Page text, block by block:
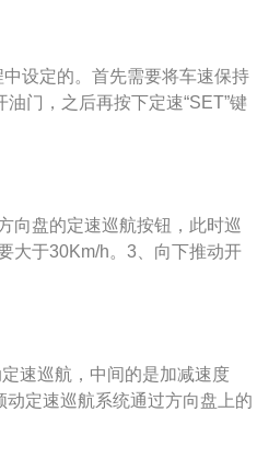
功能；电子节油功能；低速自
消失时，无法恢复该速度；刹
统（CRUISECONTROLSYST
系统，自动驾驶系统等。其功
需踩油门踏板即可自动保持，
减少了不必要的速度变化，从
设定的。首先需要将车速保持
门，之后再按下定速“SET”键
度控制系统或者自动驾驶系
驶，司机不用再踩油门踏板。
驶疲劳，特别在高速上，解放
而损耗燃油，从而减少了油费
向盘的定速巡航按钮，此时巡
大于30Km/h。3、向下推动开
速度，然后释放，巡航指示灯
下方向盘中的取消按钮。4、变
6、按下巡航按钮。7、电子稳
抵挡2挡。9、车速降低到定速
速巡航，中间的是加减速度
定速巡航系统通过方向盘上的
动踏板，告诉巡航控制系统制